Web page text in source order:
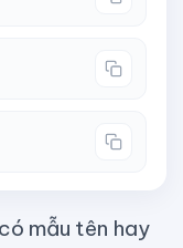
mẫu tên hay